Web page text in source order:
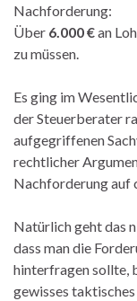
Nachforderung:
Über 6.000 €an
zu müssen.
Es ging im
der Steuerberater
aufgegriffenen
rechtlicher
Nachforderung auf
Natürlich geht das
dass man die
hinterfragen sollte,
gewisses